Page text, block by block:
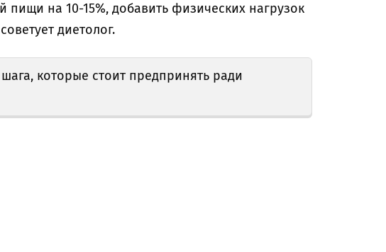
на 10-15%, добавить физических нагрузок
диетолог.
которые стоит предпринять ради